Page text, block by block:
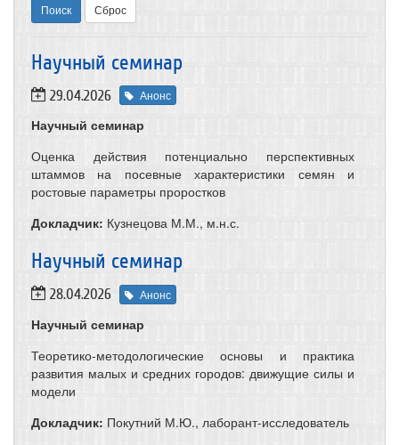
Поиск Сброс
Научный семинар
29.04.2026 Анонс
Научный семинар
Оценка действия потенциально перспективных
штаммов на посевные характеристики семян и
ростовые параметры проростков
Докладчик: Кузнецова М.М., м.н.с.
​Научный семинар
28.04.2026 Анонс
Научный семинар
Теоретико-методологические основы и практика
развития малых и средних городов: движущие силы и
модели
Докладчик: Покутний М.Ю., лаборант-исследователь